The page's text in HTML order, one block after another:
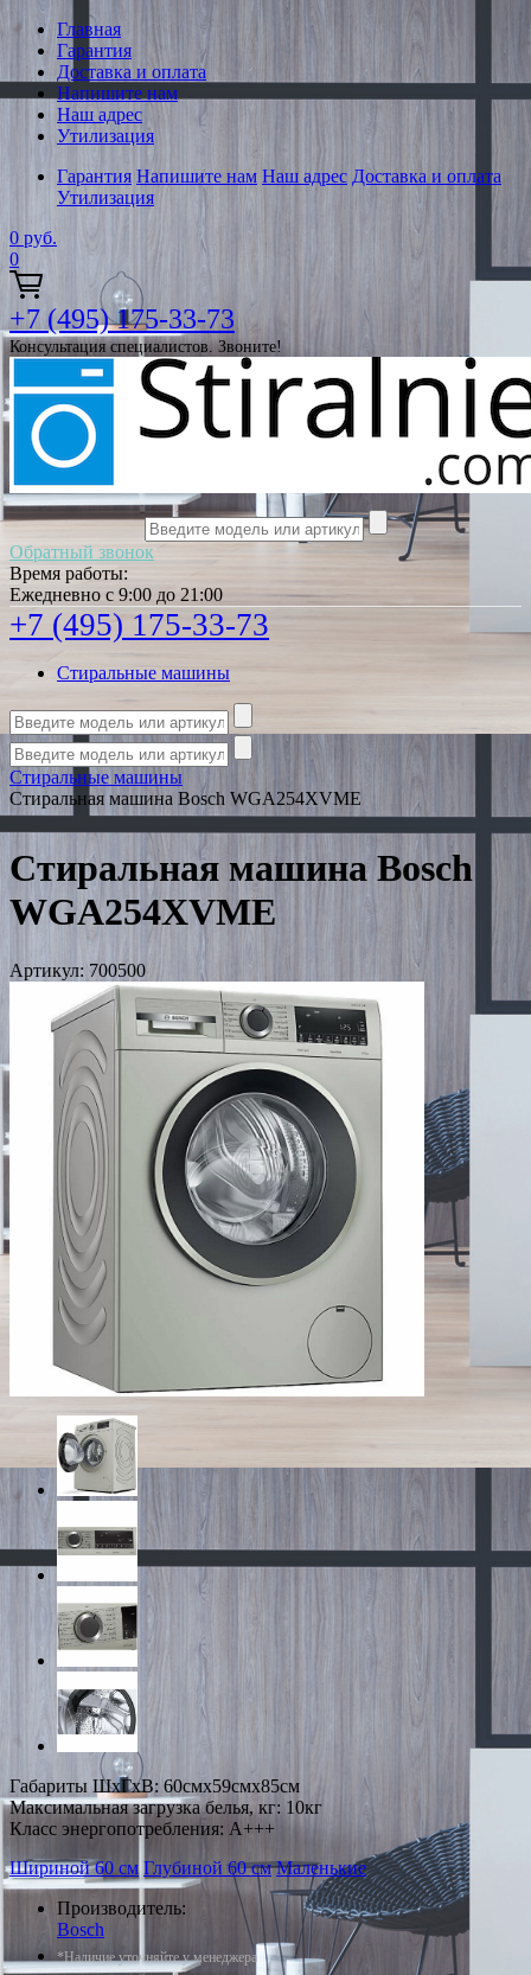
Главная
Гарантия
Доставка и оплата
Напишите нам
Наш адрес
Утилизация
Гарантия Напишите нам Наш адрес Доставка и оплата
Утилизация
0 руб.
0
+7 (495) 175-33-73
Консультация специалистов. Звоните!
Обратный звонок
Время работы:
Ежедневно с 9:00 до 21:00
+7 (495) 175-33-73
Стиральные машины
Стиральные машины
Стиральная машина Bosch WGA254XVME
Стиральная машина Bosch
WGA254XVME
Артикул: 700500
Габариты ШxГxВ: 60смx59смx85см
Максимальная загрузка белья, кг: 10кг
Класс энергопотребления: A+++
Шириной 60 см Глубиной 60 см Маленькие
Производитель:
Bosch
*Наличие уточняйте у менеджера